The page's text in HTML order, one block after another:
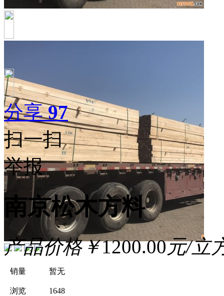
分享97
扫一扫
举报
南京松木方料
产品价格￥1200.00元/立
销量 暂无
浏览 1648